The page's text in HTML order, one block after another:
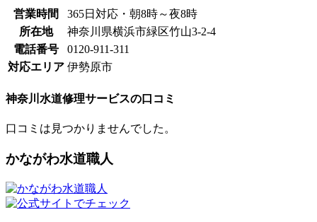
営業時間
365日対応・朝8時～夜8時
所在地
神奈川県横浜市緑区竹山3-2-4
電話番号
0120-911-311
対応エリア 伊勢原市
神奈川水道修理サービスの口コミ
口コミは見つかりませんでした。
かながわ水道職人